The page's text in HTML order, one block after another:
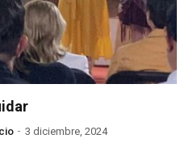
3 diciembre, 2024